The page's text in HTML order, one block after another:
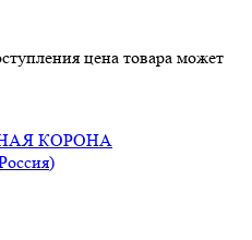
цена товара может
КОРОНА